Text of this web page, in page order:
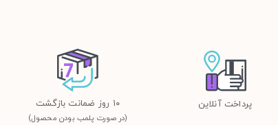
پرداخت آنلاین ١٠ روز ضمانت بازگشت
(در صورت پلمب بودن محصول)